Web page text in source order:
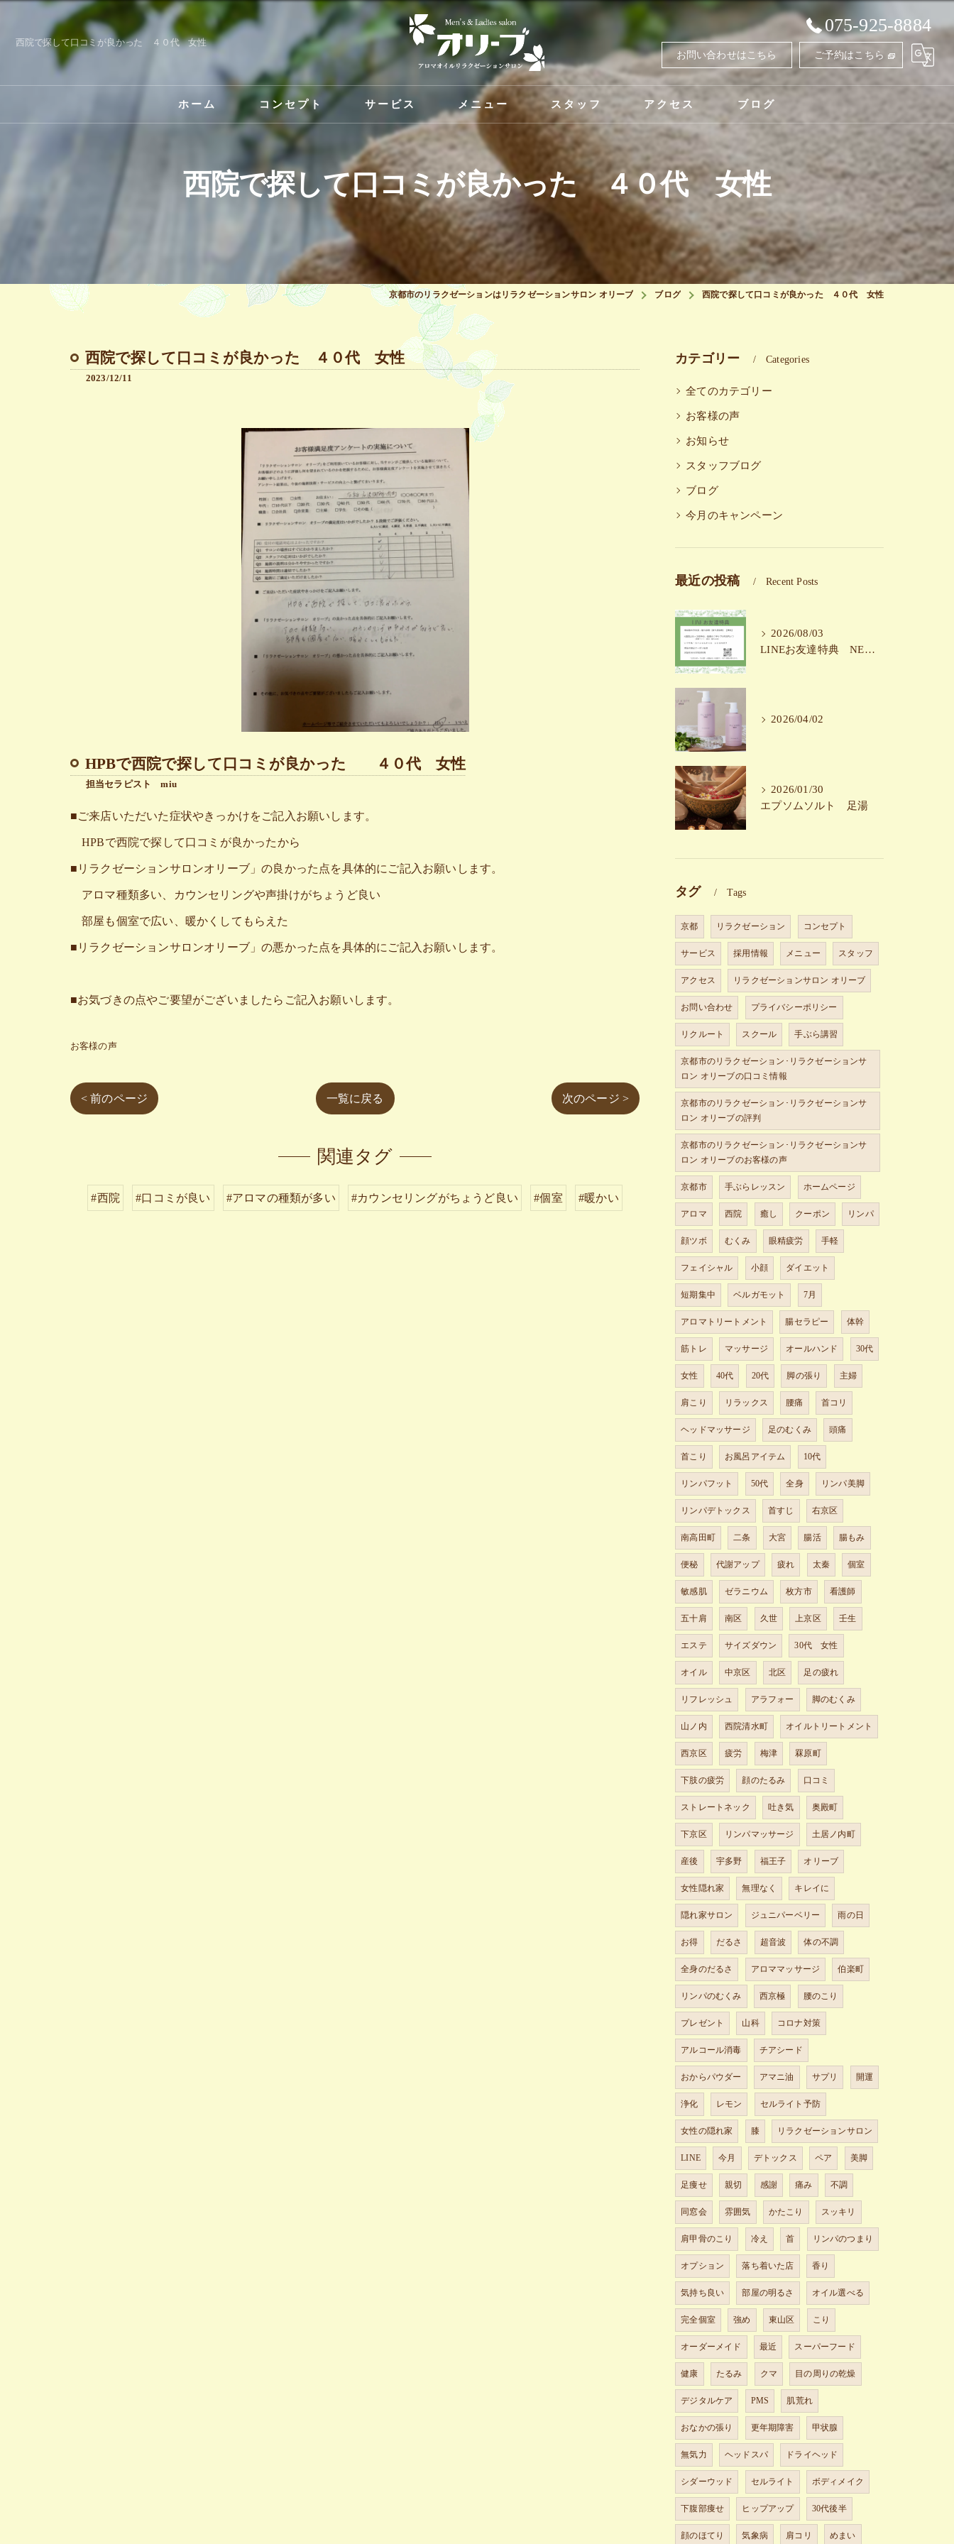
西院で探して口コミが良かった ４０代 女性
075-925-8884
お問い合わせはこちら ご予約はこちら
ホーム コンセプト サービス メニュー スタッフ アクセス ブログ
西院で探して口コミが良かった ４０代 女性
京都市のリラクゼーションはリラクゼーションサロン オリーブ ブログ 西院で探して口コミが良かった ４０代 女性
西院で探して口コミが良かった ４０代 女性
2023/12/11
HPBで西院で探して口コミが良かった ４０代 女性
担当セラピスト miu
■ご来店いただいた症状やきっかけをご記入お願いします。
HPBで西院で探して口コミが良かったから
■リラクゼーションサロンオリーブ」の良かった点を具体的にご記入お願いします。
アロマ種類多い、カウンセリングや声掛けがちょうど良い
部屋も個室で広い、暖かくしてもらえた
■リラクゼーションサロンオリーブ」の悪かった点を具体的にご記入お願いします。
■お気づきの点やご要望がございましたらご記入お願いします。
お客様の声
< 前のページ 一覧に戻る 次のページ >
関連タグ
#西院 #口コミが良い #アロマの種類が多い #カウンセリングがちょうど良い #個室 #暖かい
カテゴリー Categories
全てのカテゴリー
お客様の声
お知らせ
スタッフブログ
ブログ
今月のキャンペーン
最近の投稿 Recent Posts
2026/08/03
LINEお友達特典 NEW!！
2026/04/02
2026/01/30
エプソムソルト 足湯
タグ Tags
京都 リラクゼーション コンセプト
サービス 採用情報 メニュー スタッフ
アクセス リラクゼーションサロン オリーブ
お問い合わせ プライバシーポリシー
リクルート スクール 手ぶら講習
京都市のリラクゼーション･リラクゼーションサ
ロン オリーブの口コミ情報
京都市のリラクゼーション･リラクゼーションサ
ロン オリーブの評判
京都市のリラクゼーション･リラクゼーションサ
ロン オリーブのお客様の声
京都市 手ぶらレッスン ホームページ
アロマ 西院 癒し クーポン リンパ
顔ツボ むくみ 眼精疲労 手軽
フェイシャル 小顔 ダイエット
短期集中 ベルガモット 7月
アロマトリートメント 腸セラピー 体幹
筋トレ マッサージ オールハンド 30代
女性 40代 20代 脚の張り 主婦
肩こり リラックス 腰痛 首コリ
ヘッドマッサージ 足のむくみ 頭痛
首こり お風呂アイテム 10代
リンパフット 50代 全身 リンパ美脚
リンパデトックス 首すじ 右京区
南高田町 二条 大宮 腸活 腸もみ
便秘 代謝アップ 疲れ 太秦 個室
敏感肌 ゼラニウム 枚方市 看護師
五十肩 南区 久世 上京区 壬生
エステ サイズダウン 30代 女性
オイル 中京区 北区 足の疲れ
リフレッシュ アラフォー 脚のむくみ
山ノ内 西院清水町 オイルトリートメント
西京区 疲労 梅津 罧原町
下肢の疲労 顔のたるみ 口コミ
ストレートネック 吐き気 奥殿町
下京区 リンパマッサージ 土居ノ内町
産後 宇多野 福王子 オリーブ
女性隠れ家 無理なく キレイに
隠れ家サロン ジュニパーベリー 雨の日
お得 だるさ 超音波 体の不調
全身のだるさ アロママッサージ 伯楽町
リンパのむくみ 西京極 腰のこり
プレゼント 山科 コロナ対策
アルコール消毒 チアシード
おからパウダー アマニ油 サプリ 開運
浄化 レモン セルライト予防
女性の隠れ家 膝 リラクゼーションサロン
LINE 今月 デトックス ペア 美脚
足痩せ 親切 感謝 痛み 不調
同窓会 雰囲気 かたこり スッキリ
肩甲骨のこり 冷え 首 リンパのつまり
オプション 落ち着いた店 香り
気持ち良い 部屋の明るさ オイル選べる
完全個室 強め 東山区 こり
オーダーメイド 最近 スーパーフード
健康 たるみ クマ 目の周りの乾燥
デジタルケア PMS 肌荒れ
おなかの張り 更年期障害 甲状腺
無気力 ヘッドスパ ドライヘッド
シダーウッド セルライト ボディメイク
下腹部痩せ ヒップアップ 30代後半
顔のほてり 気象病 肩コリ めまい